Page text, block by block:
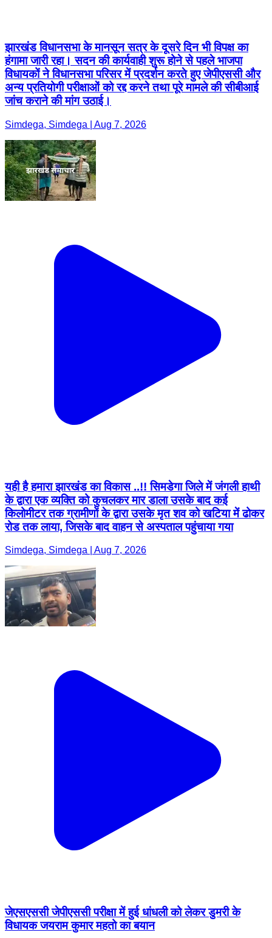
झारखंड विधानसभा के मानसून सत्र के दूसरे दिन भी विपक्ष का
हंगामा जारी रहा। सदन की कार्यवाही शुरू होने से पहले भाजपा
विधायकों ने विधानसभा परिसर में प्रदर्शन करते हुए जेपीएससी और
अन्य प्रतियोगी परीक्षाओं को रद्द करने तथा पूरे मामले की सीबीआई
जांच कराने की मांग उठाई।
Simdega, Simdega | Aug 7, 2026
यही है हमारा झारखंड का विकास ..!! सिमडेगा जिले में जंगली हाथी
के द्वारा एक व्यक्ति को कुचलकर मार डाला उसके बाद कई
किलोमीटर तक ग्रामीणों के द्वारा उसके मृत शव को खटिया में ढोकर
रोड तक लाया, जिसके बाद वाहन से अस्पताल पहुंचाया गया
Simdega, Simdega | Aug 7, 2026
जेएसएससी जेपीएससी परीक्षा में हुई धांधली को लेकर डुमरी के
विधायक जयराम कुमार महतो का बयान